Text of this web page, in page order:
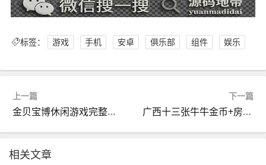
标签： 游戏 手机 安卓 俱乐部 组件 娱乐
上一篇
金贝宝博休闲游戏完整组件 客户端+服务端+web后台
下一篇
广西十三张牛牛金币+房卡双模式版本游戏纯源码
相关文章